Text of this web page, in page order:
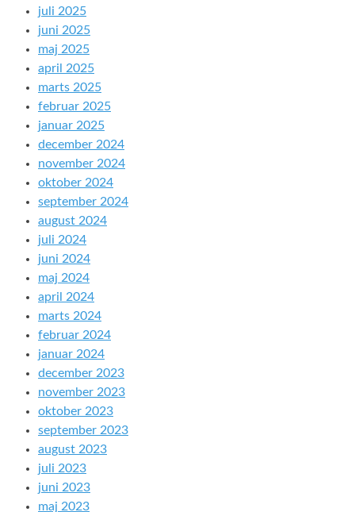
juli 2025
juni 2025
maj 2025
april 2025
marts 2025
februar 2025
januar 2025
december 2024
november 2024
oktober 2024
september 2024
august 2024
juli 2024
juni 2024
maj 2024
april 2024
marts 2024
februar 2024
januar 2024
december 2023
november 2023
oktober 2023
september 2023
august 2023
juli 2023
juni 2023
maj 2023